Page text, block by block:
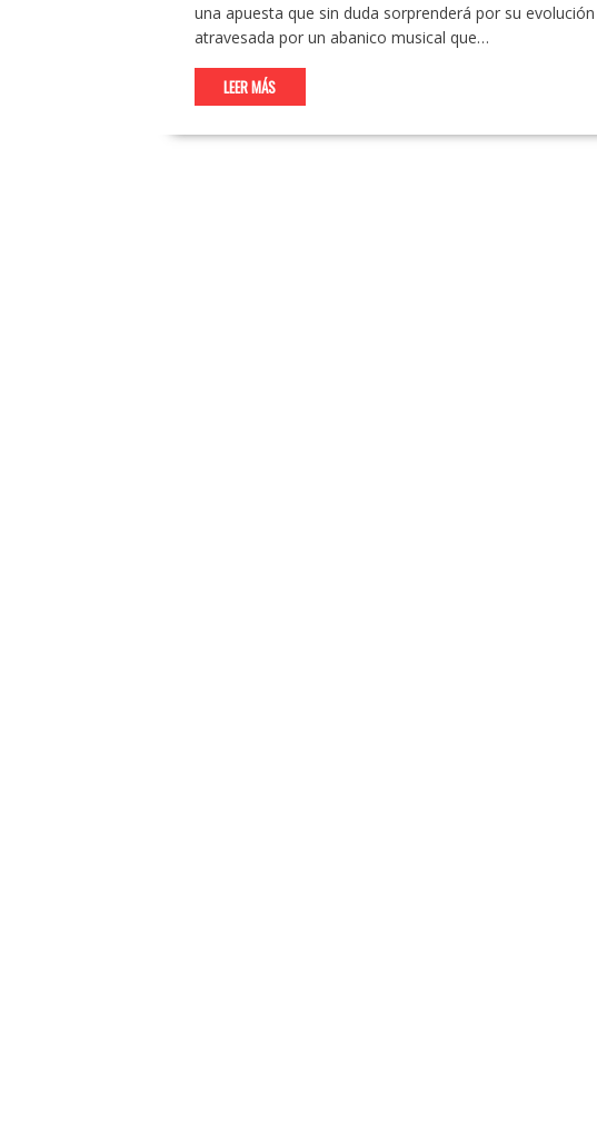
una apuesta que sin duda sorprenderá por su
atravesada por un abanico musical que…
LEER MÁS